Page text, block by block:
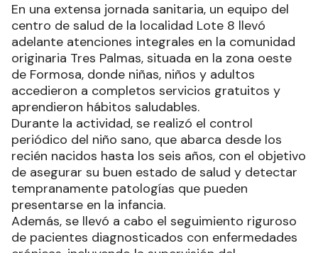
En una extensa jornada sanitaria, un equipo del
centro de salud de la localidad Lote 8 llevó
adelante atenciones integrales en la comunidad
originaria Tres Palmas, situada en la zona oeste
de Formosa, donde niñas, niños y adultos
accedieron a completos servicios gratuitos y
aprendieron hábitos saludables.
Durante la actividad, se realizó el control
periódico del niño sano, que abarca desde los
recién nacidos hasta los seis años, con el objetivo
de asegurar su buen estado de salud y detectar
tempranamente patologías que pueden
presentarse en la infancia.
Además, se llevó a cabo el seguimiento riguroso
de pacientes diagnosticados con enfermedades